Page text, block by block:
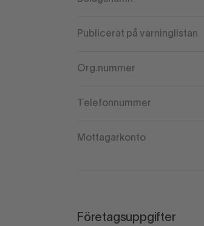
Publicerat på varninglistan
Org.nummer
Telefonnummer
Mottagarkonto
Företagsuppgifter